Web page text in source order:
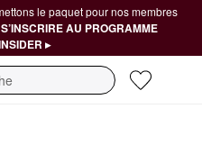
le paquet pour nos membres
S’INSCRIRE AU PROGRAMME
▸